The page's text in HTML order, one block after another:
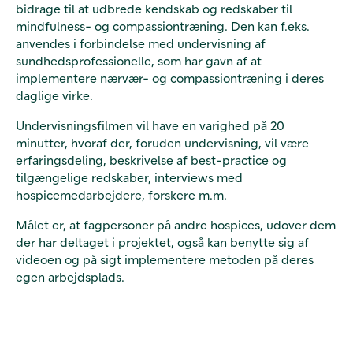
bidrage til at udbrede kendskab og redskaber til
mindfulness- og compassiontræning. Den kan f.eks.
anvendes i forbindelse med undervisning af
sundhedsprofessionelle, som har gavn af at
implementere nærvær- og compassiontræning i deres
daglige virke.
Undervisningsfilmen vil have en varighed på 20
minutter, hvoraf der, foruden undervisning, vil være
erfaringsdeling, beskrivelse af best-practice og
tilgængelige redskaber, interviews med
hospicemedarbejdere, forskere m.m.
Målet er, at fagpersoner på andre hospices, udover dem
der har deltaget i projektet, også kan benytte sig af
videoen og på sigt implementere metoden på deres
egen arbejdsplads.